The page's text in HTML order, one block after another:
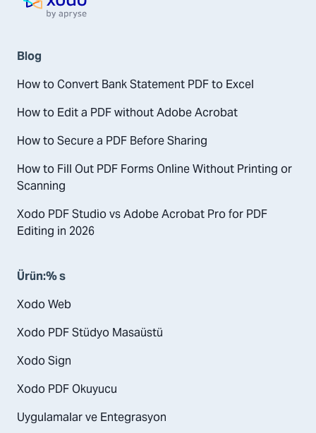
Ana Sayfa
Blog
How to Convert Bank Statement PDF to Excel
How to Edit a PDF without Adobe Acrobat
How to Secure a PDF Before Sharing
How to Fill Out PDF Forms Online Without Printing or
Scanning
Xodo PDF Studio vs Adobe Acrobat Pro for PDF
Editing in 2026
Ürün:% s
Xodo Web
Xodo PDF Stüdyo Masaüstü
Xodo Sign
Xodo PDF Okuyucu
Uygulamalar ve Entegrasyon